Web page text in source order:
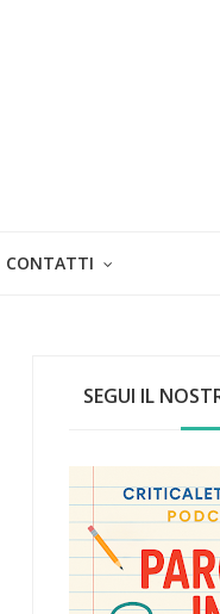
CONTATTI
SEGUI IL